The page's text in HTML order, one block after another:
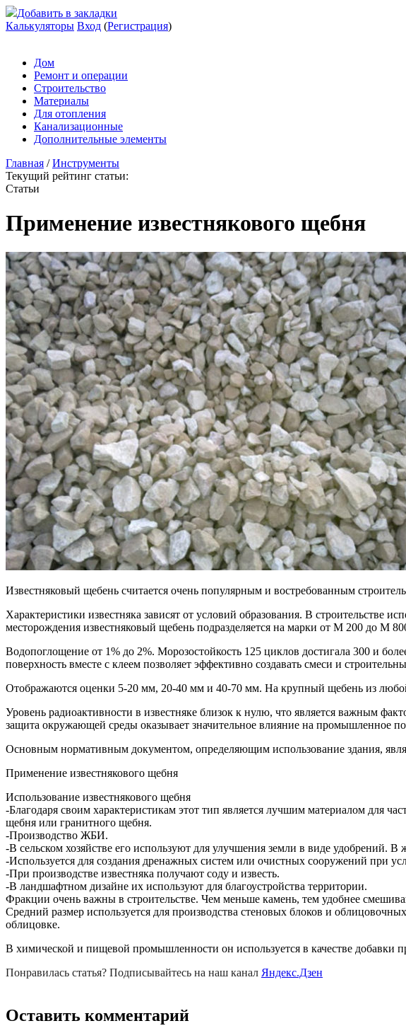
Добавить в закладки
Калькуляторы Вход (Регистрация)
Дом
Ремонт и операции
Строительство
Материалы
Для отопления
Канализационные
Дополнительные элементы
Главная /Инструменты
Текущий рейтинг статьи:
Статьи
Применение известнякового щебня
Известняковый щебень считается очень популярным и востребованным
Характеристики известняка зависят от условий образования. В строительстве
месторождения известняковый щебень подразделяется на марки от М 200 до М
Водопоглощение от 1% до 2%. Морозостойкость 125 циклов достигала 300 и
поверхность вместе с клеем позволяет эффективно создавать смеси и
Отображаются оценки 5-20 мм, 20-40 мм и 40-70 мм. На крупный щебень из
Уровень радиоактивности в известняке близок к нулю, что является важным
защита окружающей среды оказывает значительное влияние на промышленное
Основным нормативным документом, определяющим использование здания,
Применение известнякового щебня
Использование известнякового щебня
-Благодаря своим характеристикам этот тип является лучшим материалом для
щебня или гранитного щебня.
-Производство ЖБИ.
-В сельском хозяйстве его используют для улучшения земли в виде удобрений.
-Используется для создания дренажных систем или очистных сооружений при
-При производстве известняка получают соду и известь.
-В ландшафтном дизайне их используют для благоустройства территории.
Фракции очень важны в строительстве. Чем меньше камень, тем удобнее
Средний размер используется для производства стеновых блоков и
облицовке.
В химической и пищевой промышленности он используется в качестве добавки
Понравилась статья? Подписывайтесь на наш канал Яндекс.Дзен
Оставить комментарий